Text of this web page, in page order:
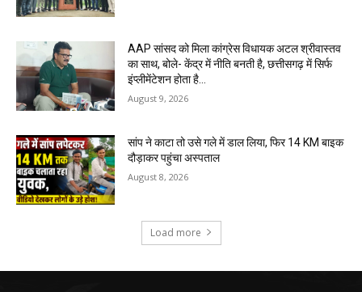
AAP सांसद को मिला कांग्रेस विधायक अटल श्रीवास्तव
का साथ, बोले- केंद्र में नीति बनती है, छत्तीसगढ़ में सिर्फ
इंप्लीमेंटेशन होता है…
August 9, 2026
सांप ने काटा तो उसे गले में डाल लिया, फिर 14 KM बाइक
दौड़ाकर पहुंचा अस्पताल
August 8, 2026
Load more